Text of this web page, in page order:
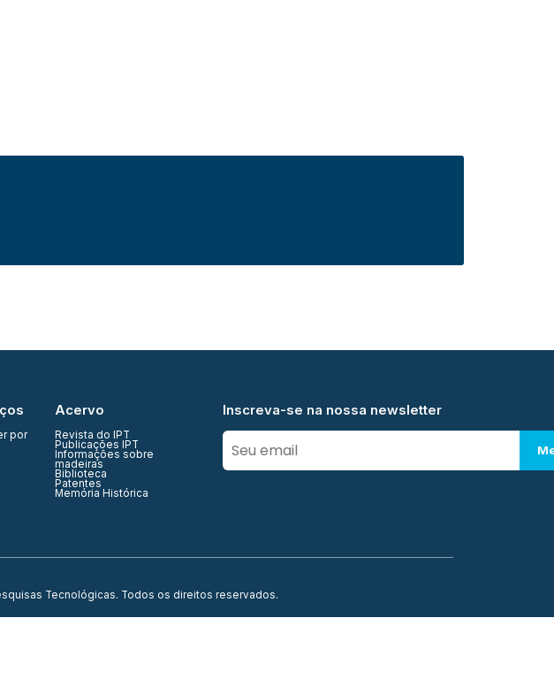
por
Acervo
Revista do IPT
Publicações IPT
Informações sobre
madeiras
Biblioteca
Patentes
Memória Histórica
Inscreva-se na nossa newsletter
Tecnológicas. Todos os direitos reservados.